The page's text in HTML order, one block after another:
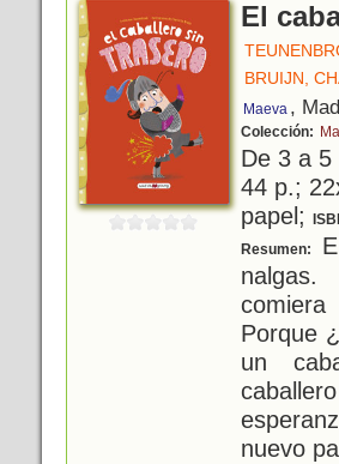
El
BRUIJN,
Maeva ,
Colección:
De 3 a
44 p.;
papel;
Resumen:
Porque
un
nuevo